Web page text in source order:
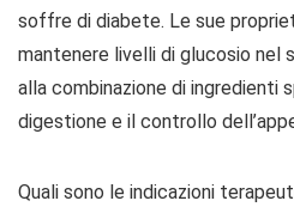
soffre di diabete. Le sue
mantenere livelli di glucosio nel
alla combinazione di ingredienti
digestione e il controllo
Quali sono le indicazioni